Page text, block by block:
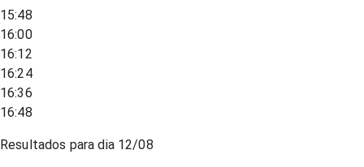
15:48
16:00
16:12
16:24
16:36
16:48
Resultados para dia 12/08